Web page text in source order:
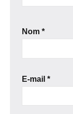
Nom *
E-mail *